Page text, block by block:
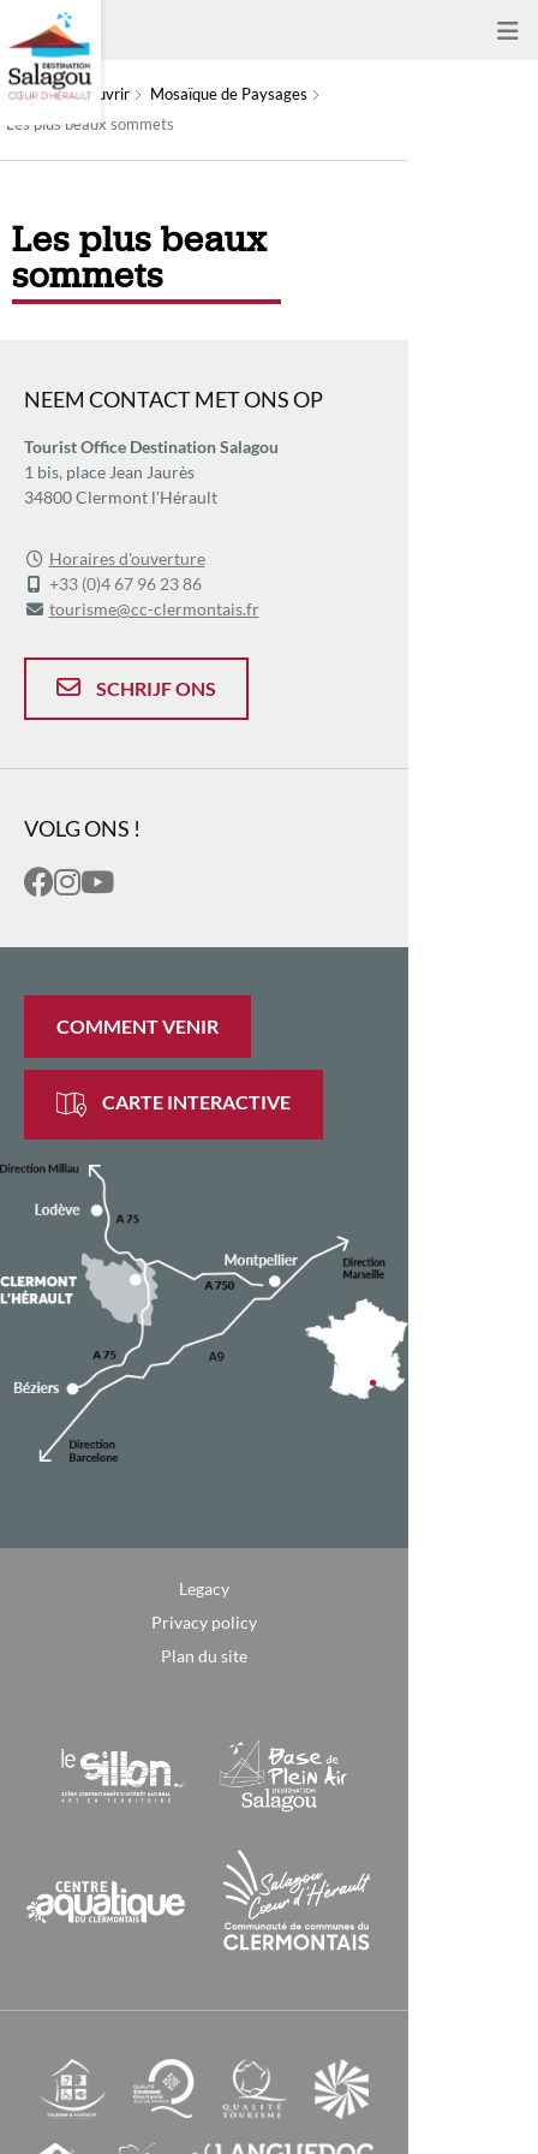
À découvrir
Mosaïque de Paysages
Les plus beaux sommets
Les plus beaux
sommets
NEEM CONTACT MET ONS OP
Tourist Office Destination Salagou
1 bis, place Jean Jaurès
34800 Clermont l'Hérault
Horaires d'ouverture
+33 (0)4 67 96 23 86
tourisme@cc-clermontais.fr
SCHRIJF ONS
VOLG ONS !
COMMENT VENIR
CARTE INTERACTIVE
Legacy
Privacy policy
Plan du site